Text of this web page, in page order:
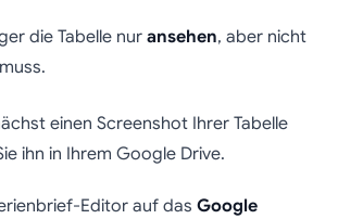
die Tabelle nur ansehen, aber nicht
muss.
einen Screenshot Ihrer Tabelle
ihn in Ihrem Google Drive.
Editor auf das Google